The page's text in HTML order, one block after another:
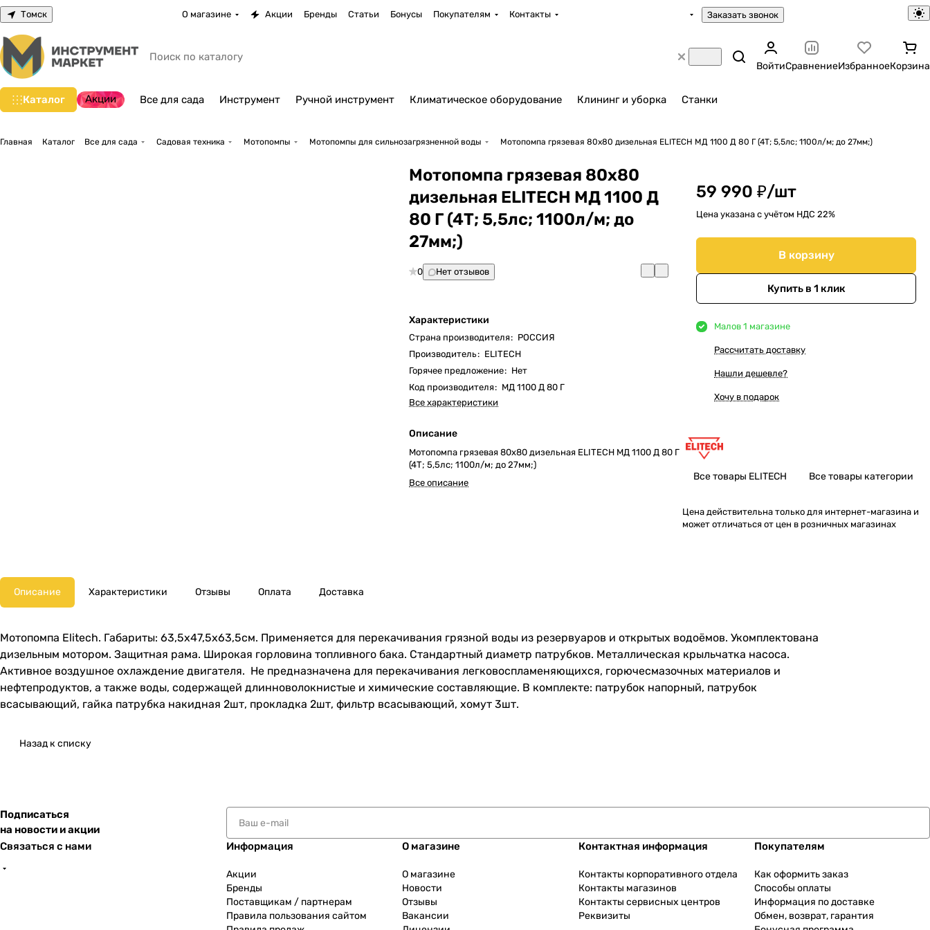
Томск О магазине Акции Бренды Статьи Бонусы Покупателям Контакты Заказать звонок
ВойтиСравнениеИзбранноеКорзина
Каталог Акции Все для сада Инструмент Ручной инструмент Климатическое оборудование Клининг и уборка Станки
Главная Каталог Все для сада Садовая техника Мотопомпы Мотопомпы для сильнозагрязненной воды Мотопомпа грязевая 80х80 дизельная ELITECH МД 1100 Д 80 Г (4Т; 5,5лс; 1100л/м; до 27мм;)
Мотопомпа грязевая 80х80
дизельная ELITECH МД 1100 Д
80 Г (4Т; 5,5лс; 1100л/м; до
27мм;)
0 Нет отзывов
Характеристики
Страна производителя: РОССИЯ
Производитель: ELITECH
Горячее предложение: Нет
Код производителя: МД 1100 Д 80 Г
Все характеристики
Описание
Мотопомпа грязевая 80х80 дизельная ELITECH МД 1100 Д 80 Г
(4Т; 5,5лс; 1100л/м; до 27мм;)
Все описание
59 990 ₽/шт
Цена указана с учётом НДС 22%
В корзину
Купить в 1 клик
Малов 1 магазине
Рассчитать доставку
Нашли дешевле?
Хочу в подарок
Все товары ELITECH Все товары категории
Цена действительна только для интернет-магазина и
может отличаться от цен в розничных магазинах
Описание Характеристики Отзывы Оплата Доставка
Мотопомпа Elitech. Габариты: 63,5х47,5х63,5см. Применяется для перекачивания грязной воды из резервуаров и открытых водоёмов. Укомплектована
дизельным мотором. Защитная рама. Широкая горловина топливного бака. Стандартный диаметр патрубков. Металлическая крыльчатка насоса.
Активное воздушное охлаждение двигателя. Не предназначена для перекачивания легковоспламеняющихся, горючесмазочных материалов и
нефтепродуктов, а также воды, содержащей длинноволокнистые и химические составляющие. В комплекте: патрубок напорный, патрубок
всасывающий, гайка патрубка накидная 2шт, прокладка 2шт, фильтр всасывающий, хомут 3шт.
Назад к списку
Подписаться
на новости и акции
Связаться с нами
Информация
Акции
Бренды
Поставщикам / партнерам
Правила пользования сайтом
О магазине
О магазине
Новости
Отзывы
Вакансии
Контактная информация
Контакты корпоративного отдела
Контакты магазинов
Контакты сервисных центров
Реквизиты
Покупателям
Как оформить заказ
Способы оплаты
Информация по доставке
Обмен, возврат, гарантия